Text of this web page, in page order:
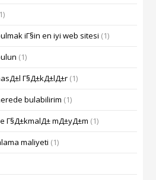
iГ§in en iyi web sitesi (1)
(1)
Г§Д±kД±lД±r (1)
bulabilirim (1)
Г§Д±kmalД± mД±yД±m (1)
maliyeti (1)